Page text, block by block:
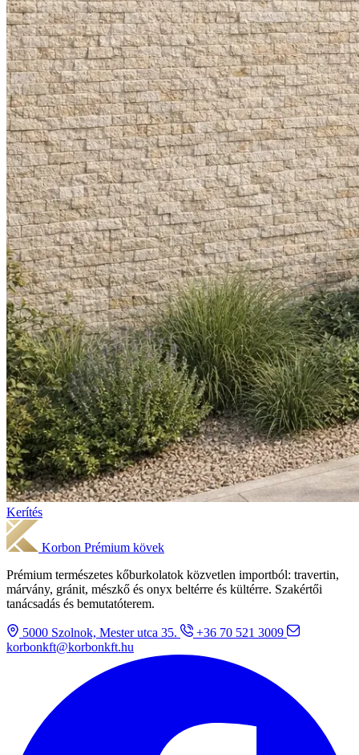
Kerítés
Korbon Prémium kövek
Prémium természetes kőburkolatok közvetlen importból: travertin,
márvány, gránit, mészkő és onyx beltérre és kültérre. Szakértői
tanácsadás és bemutatóterem.
5000 Szolnok, Mester utca 35.
+36 70 521 3009
korbonkft@korbonkft.hu